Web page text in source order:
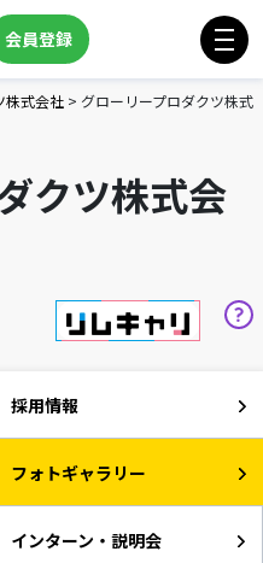
会員登録
株式会社 > グローリープロダクツ株式
クツ株式会
採用情報
フォトギャラリー
インターン・説明会